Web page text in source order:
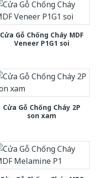
Cửa Gỗ Chống Cháy MDF
Veneer P1G1 soi
Cửa Gỗ Chống Cháy 2P
son xam